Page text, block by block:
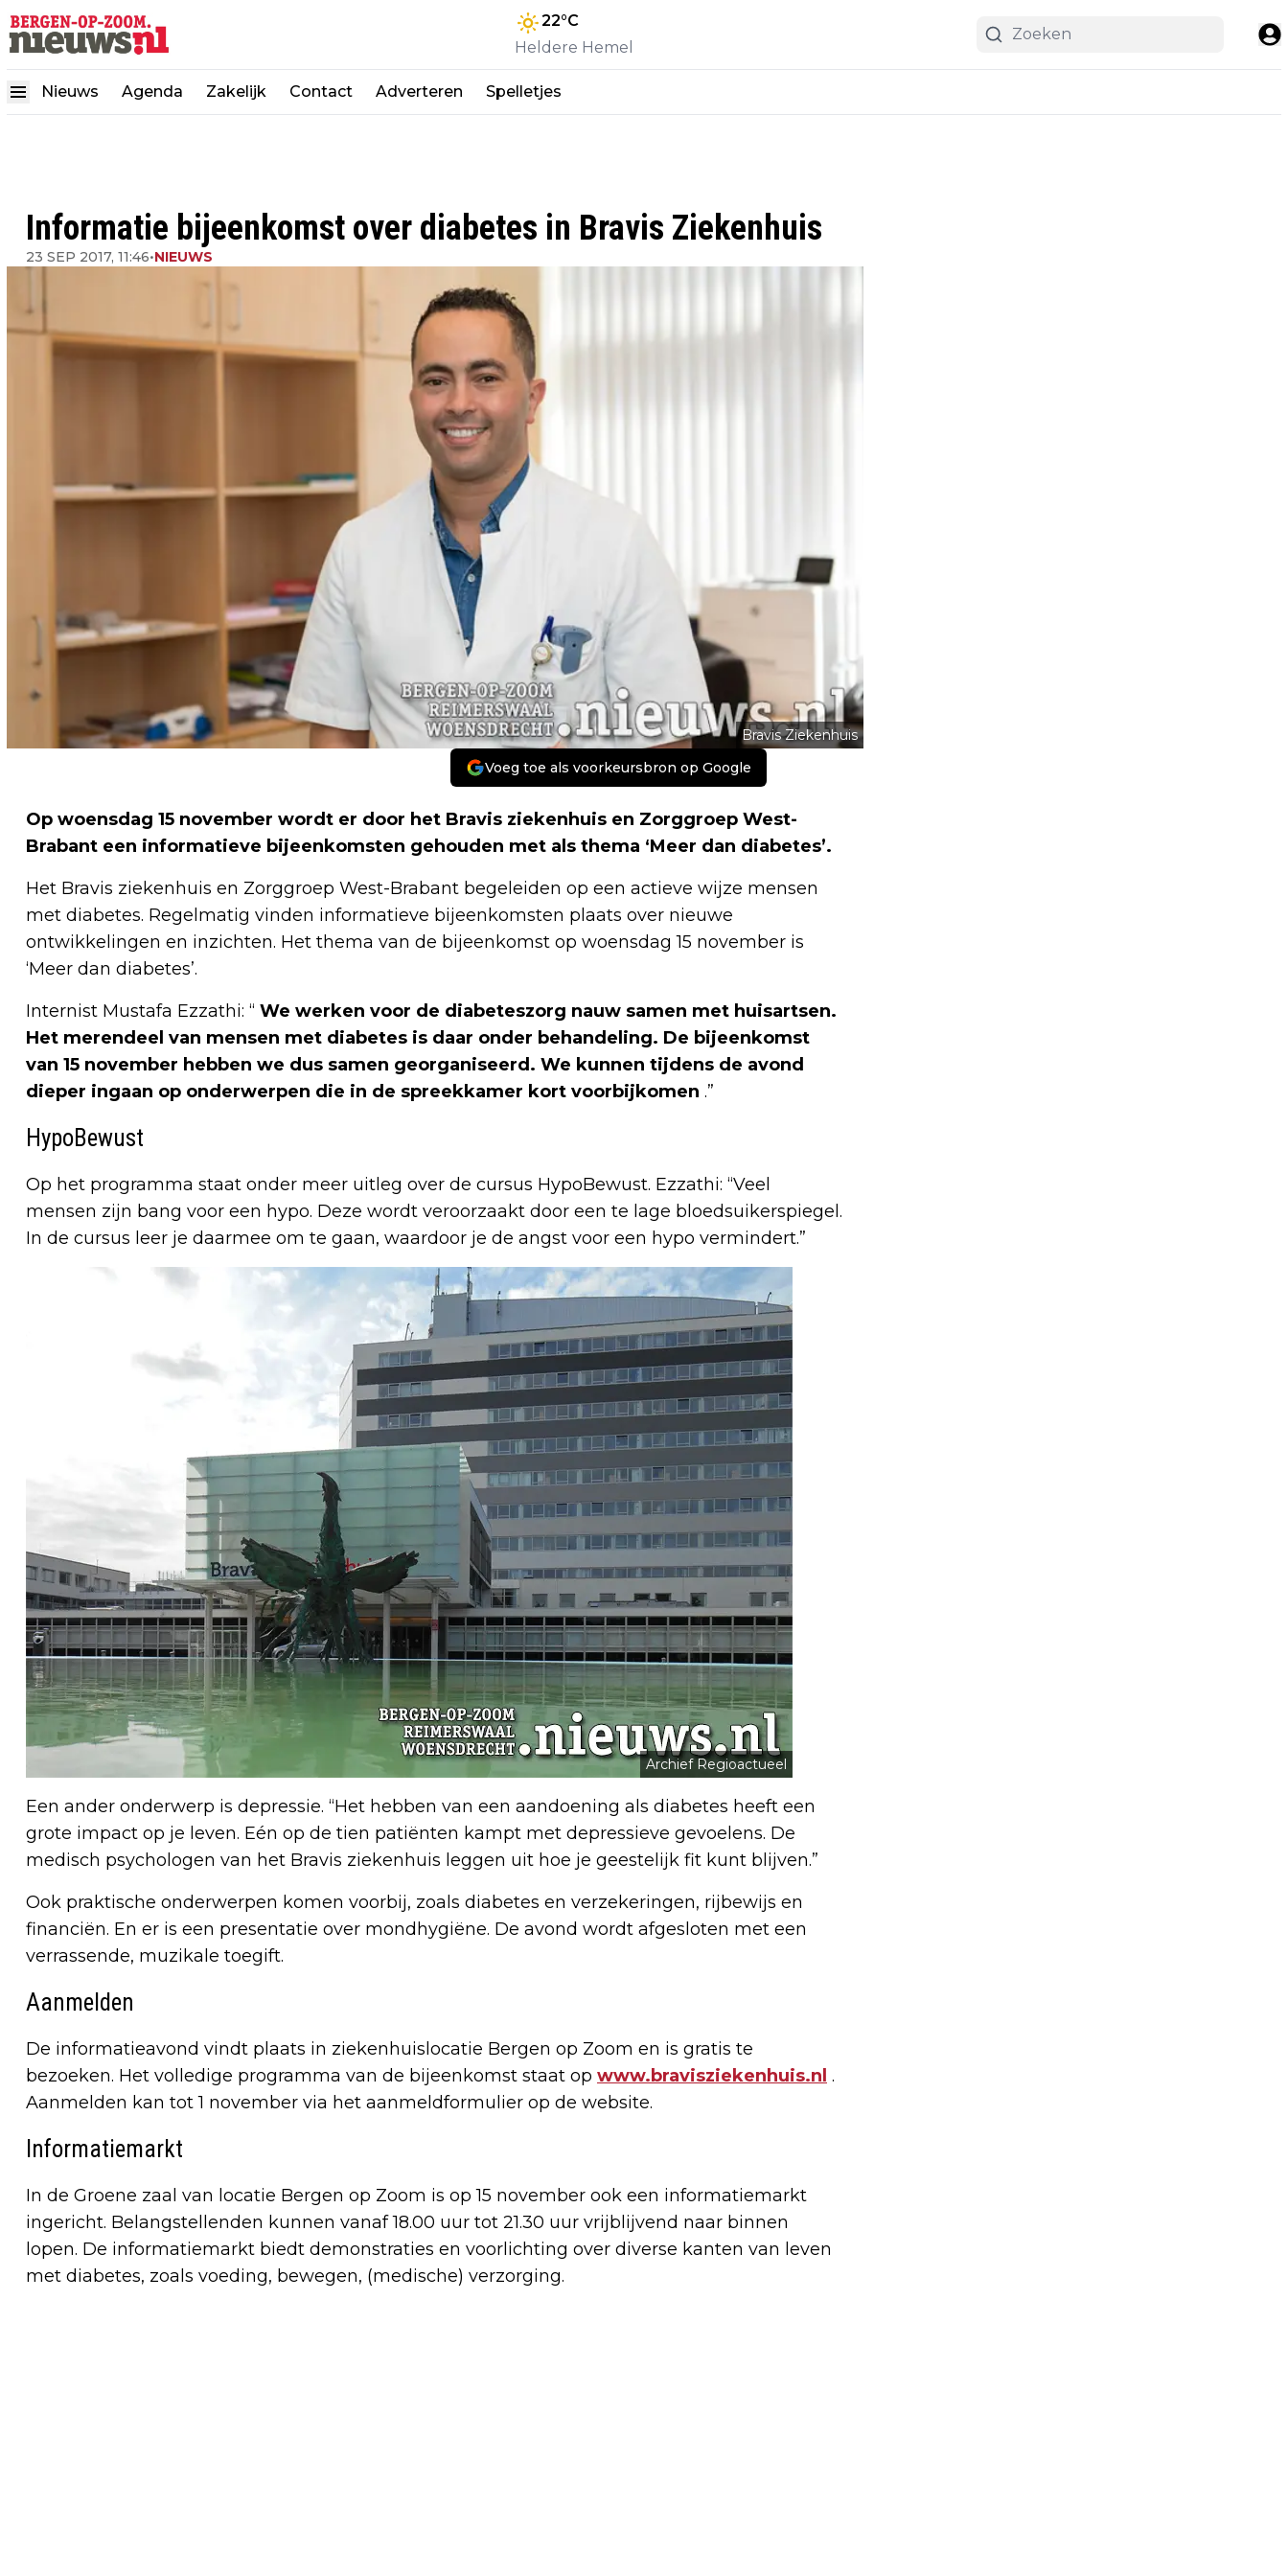
22°C
Heldere Hemel
Nieuws Agenda Zakelijk Contact Adverteren Spelletjes
Informatie bijeenkomst over diabetes in Bravis Ziekenhuis
23 SEP 2017, 11:46•NIEUWS
Bravis Ziekenhuis
Voeg toe als voorkeursbron op Google
Op woensdag 15 november wordt er door het Bravis ziekenhuis en Zorggroep West-
Brabant een informatieve bijeenkomsten gehouden met als thema ‘Meer dan diabetes’.
Het Bravis ziekenhuis en Zorggroep West-Brabant begeleiden op een actieve wijze mensen
met diabetes. Regelmatig vinden informatieve bijeenkomsten plaats over nieuwe
ontwikkelingen en inzichten. Het thema van de bijeenkomst op woensdag 15 november is
‘Meer dan diabetes’.
Internist Mustafa Ezzathi: “ We werken voor de diabeteszorg nauw samen met huisartsen.
Het merendeel van mensen met diabetes is daar onder behandeling. De bijeenkomst
van 15 november hebben we dus samen georganiseerd. We kunnen tijdens de avond
dieper ingaan op onderwerpen die in de spreekkamer kort voorbijkomen .”
HypoBewust
Op het programma staat onder meer uitleg over de cursus HypoBewust. Ezzathi: “Veel
mensen zijn bang voor een hypo. Deze wordt veroorzaakt door een te lage bloedsuikerspiegel.
In de cursus leer je daarmee om te gaan, waardoor je de angst voor een hypo vermindert.”
Archief Regioactueel
Een ander onderwerp is depressie. “Het hebben van een aandoening als diabetes heeft een
grote impact op je leven. Eén op de tien patiënten kampt met depressieve gevoelens. De
medisch psychologen van het Bravis ziekenhuis leggen uit hoe je geestelijk fit kunt blijven.”
Ook praktische onderwerpen komen voorbij, zoals diabetes en verzekeringen, rijbewijs en
financiën. En er is een presentatie over mondhygiëne. De avond wordt afgesloten met een
verrassende, muzikale toegift.
Aanmelden
De informatieavond vindt plaats in ziekenhuislocatie Bergen op Zoom en is gratis te
bezoeken. Het volledige programma van de bijeenkomst staat op www.bravisziekenhuis.nl .
Aanmelden kan tot 1 november via het aanmeldformulier op de website.
Informatiemarkt
In de Groene zaal van locatie Bergen op Zoom is op 15 november ook een informatiemarkt
ingericht. Belangstellenden kunnen vanaf 18.00 uur tot 21.30 uur vrijblijvend naar binnen
lopen. De informatiemarkt biedt demonstraties en voorlichting over diverse kanten van leven
met diabetes, zoals voeding, bewegen, (medische) verzorging.